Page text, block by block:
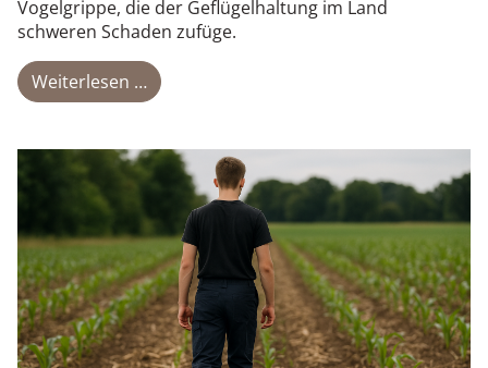
Vogelgrippe, die der Geflügelhaltung im Land
schweren Schaden zufüge.
Weiterlesen …